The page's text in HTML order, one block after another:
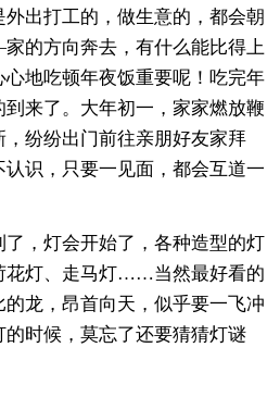
出打工的，做生意的，都会朝
的方向奔去，有什么能比得上
地吃顿年夜饭重要呢！吃完年
来了。大年初一，家家燃放鞭
纷纷出门前往亲朋好友家拜
识，只要一见面，都会互道一
，灯会开始了，各种造型的灯
花灯、走马灯……当然最好看的
龙，昂首向天，似乎要一飞冲
时候，莫忘了还要猜猜灯谜